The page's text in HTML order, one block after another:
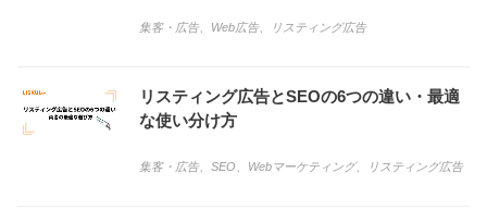
集客・広告、 Web広告、 リスティング広告
リスティング広告とSEOの6つの違い・最適
な使い分け方
集客・広告、 SEO Webマーケティング、 リスティング広告